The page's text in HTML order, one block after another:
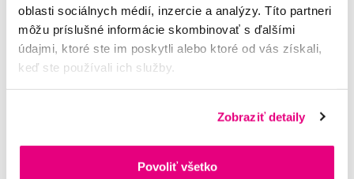
oblasti sociálnych médií, inzercie a analýzy. Títo partneri
môžu príslušné informácie skombinovať s ďalšími
údajmi, ktoré ste im poskytli alebo ktoré od vás získali,
keď ste používali ich služby.
Zobraziť detaily
Povoliť všetko
odborná konzultácia dentálnej